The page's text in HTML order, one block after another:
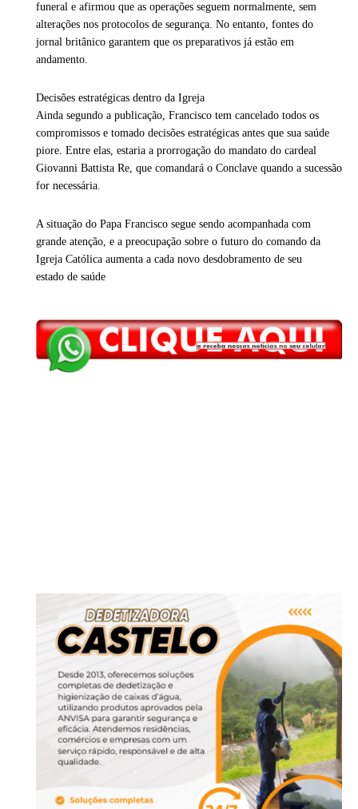
funeral e afirmou que as operações seguem normalmente, sem
alterações nos protocolos de segurança. No entanto, fontes do
jornal britânico garantem que os preparativos já estão em
andamento.
Decisões estratégicas dentro da Igreja
Ainda segundo a publicação, Francisco tem cancelado todos os
compromissos e tomado decisões estratégicas antes que sua saúde
piore. Entre elas, estaria a prorrogação do mandato do cardeal
Giovanni Battista Re, que comandará o Conclave quando a sucessão
for necessária.
A situação do Papa Francisco segue sendo acompanhada com
grande atenção, e a preocupação sobre o futuro do comando da
Igreja Católica aumenta a cada novo desdobramento de seu
estado de saúde